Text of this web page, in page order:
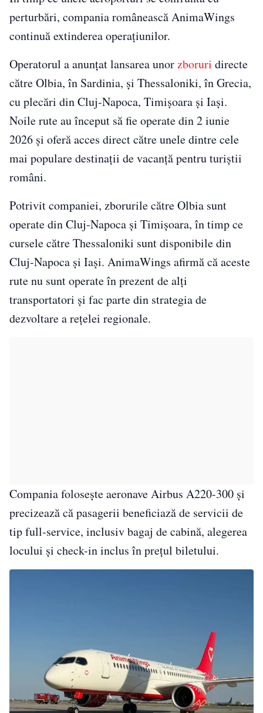
perturbări, compania românească AnimaWings
continuă extinderea operațiunilor.
Operatorul a anunțat lansarea unorzboruri directe
către Olbia, în Sardinia, și Thessaloniki, în Grecia,
cu plecări din Cluj-Napoca, Timișoara și Iași.
Noile rute au început să fie operate din 2 iunie
2026 și oferă acces direct către unele dintre cele
mai populare destinații de vacanță pentru turiștii
români.
Potrivit companiei, zborurile către Olbia sunt
operate din Cluj-Napoca și Timișoara, în timp ce
cursele către Thessaloniki sunt disponibile din
Cluj-Napoca și Iași. AnimaWings afirmă că aceste
rute nu sunt operate în prezent de alți
transportatori și fac parte din strategia de
dezvoltare a rețelei regionale.
Compania folosește aeronave Airbus A220-300 și
precizează că pasagerii beneficiază de servicii de
tip full-service, inclusiv bagaj de cabină, alegerea
locului și check-in inclus în prețul biletului.